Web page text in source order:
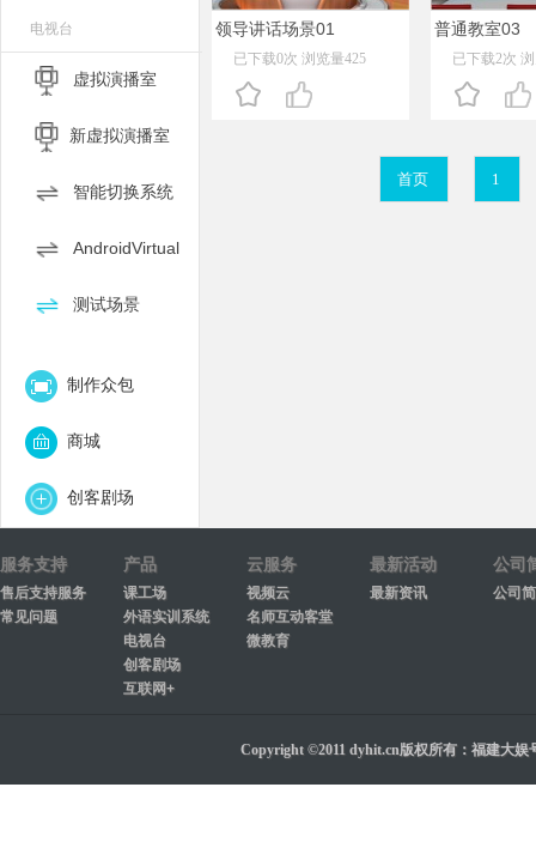
电视台
虚拟演播室
新虚拟演播室
智能切换系统
AndroidVirtual
测试场景
制作众包
商城
创客剧场
领导讲话场景01
已下载0次 浏览量425
普通教室03
已下载2次
首页 1
服务支持
售后支持服务
常见问题
产品
课工场
外语实训系统
电视台
创客剧场
互联网+
云服务
视频云
名师互动客堂
微教育
最新活动
最新资讯
公司
公司
Copyright ©2011 dyhit.cn版权所有：福建大娱